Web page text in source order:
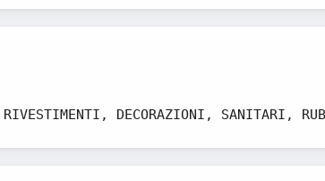
DECORAZIONI, SANITARI,